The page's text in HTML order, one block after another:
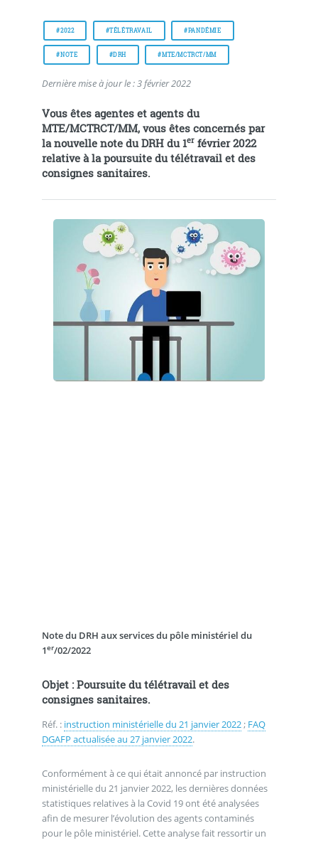
#2022 #TÉLÉTRAVAIL #PANDÉMIE
#NOTE #DRH #MTE/MCTRCT/MM
Dernière mise à jour le : 3 février 2022
Vous êtes agentes et agents du
MTE/MCTRCT/MM, vous êtes concernés par
la nouvelle note du DRH du 1erfévrier 2022
relative à la poursuite du télétravail et des
consignes sanitaires.
Note du DRH aux services du pôle ministériel du
1er/02/2022
Objet : Poursuite du télétravail et des
consignes sanitaires.
Réf. : instruction ministérielle du 21 janvier 2022; FAQ
DGAFP actualisée au 27 janvier 2022.
Conformément à ce qui était annoncé par instruction
ministérielle du 21 janvier 2022, les dernières données
statistiques relatives à la Covid 19 ont été analysées
afin de mesurer l’évolution des agents contaminés
pour le pôle ministériel. Cette analyse fait ressortir un